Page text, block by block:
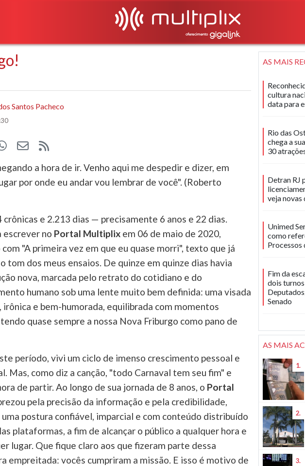
Santos Pacheco
a hora de ir. Venho aqui me despedir e dizer, em
por onde eu andar vou lembrar de você". (Roberto
crônicas e 2.213 dias — precisamente 6 anos e 22 dias.
escrever no Portal Multiplixem 06 de maio de 2020,
"A primeira vez em que eu quase morri", texto que já
tom dos meus ensaios. De quinze em quinze dias havia
nova, marcada pelo retrato do cotidiano e do
humano sob uma lente muito bem definida: uma visada
irônica e bem-humorada, equilibrada com momentos
quase sempre a nossa Nova Friburgo como pano de
período, vivi um ciclo de imenso crescimento pessoal e
Mas, como diz a canção, "todo Carnaval tem seu fim" e
de partir. Ao longo de sua jornada de 8 anos, o Portal
pela precisão da informação e pela credibilidade,
postura confiável, imparcial e com conteúdo distribuído
plataformas, a fim de alcançar o público a qualquer hora e
lugar. Que fique claro aos que fizeram parte dessa
empreitada: vocês cumpriram a missão. E isso é motivo de
AS MAIS
cultura
data para
Rio das
chega a
30
Detran RJ
veja novas
Unimed
como
Fim da
dois
Senado
AS MAIS
1.
2.
3.